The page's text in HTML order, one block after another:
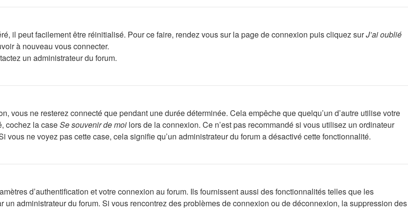
il peut facilement être réinitialisé. Pour ce faire, rendez vous sur la page de connexion puis cliquez surJ’ai oublié
à nouveau vous connecter.
un administrateur du forum.
vous ne resterez connecté que pendant une durée déterminée. Cela empêche que quelqu’un d’autre utilise votre
cochez la caseSe souvenir de moi lors de la connexion. Ce n’est pas recommandé si vous utilisez un ordinateur
ne voyez pas cette case, cela signifie qu’un administrateur du forum a désactivé cette fonctionnalité.
d’authentification et votre connexion au forum. Ils fournissent aussi des fonctionnalités telles que les
administrateur du forum. Si vous rencontrez des problèmes de connexion ou de déconnexion, la suppression des